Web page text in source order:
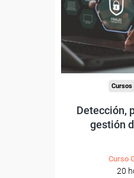
trabajadores y
-Finanzas y
Cursos
Detección,
gestión
Curso
20